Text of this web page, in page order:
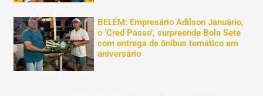
BELÉM: Empresário Adilson Januário,
o ‘Cred Passo’, surpreende Bola Sete
com entrega de ônibus temático em
aniversário